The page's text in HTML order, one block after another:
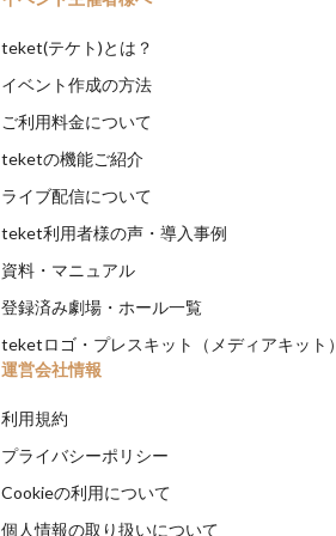
teket(テケト)とは？
イベント作成の方法
ご利用料金について
teketの機能ご紹介
ライブ配信について
teket利用者様の声・導入事例
資料・マニュアル
登録済み劇場・ホール一覧
teketロゴ・プレスキット（メディアキット）
運営会社情報
利用規約
プライバシーポリシー
Cookieの利用について
個人情報の取り扱いについて